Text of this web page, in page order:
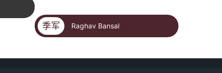
季军 Raghav Bansal